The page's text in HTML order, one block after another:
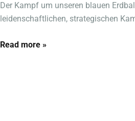
Der Kampf um unseren blauen
leidenschaftlichen, strategischen
Read more »